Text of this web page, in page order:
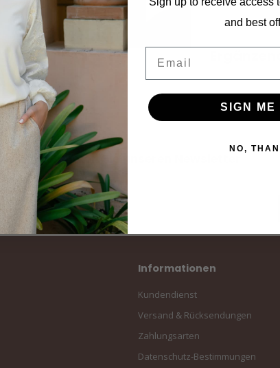
Abonnieren Sie unseren Newsletter
Bleibe auf dem Laufenden mit unseren Newsletter-Angeboten
Informationen
Kundendienst
Versand & Rücksendungen
Zahlungsarten
Datenschutz-Bestimmungen
and best
SIGN ME
NO,